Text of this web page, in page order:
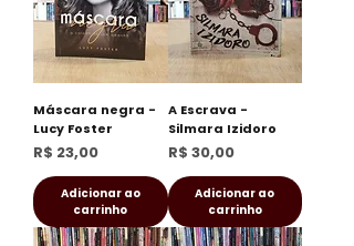
Máscara negra -
Lucy Foster
Preço
R$ 23,00
Adicionar ao
carrinho
A Escrava -
Silmara Izidoro
Preço
R$ 30,00
Adicionar ao
carrinho